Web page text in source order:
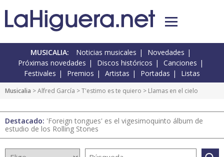
MUSICALIA: Noticias musicales
Novedades
Próximas novedades
Discos históricos
Canciones
Festivales
Premios Artistas Portadas Listas
Musicalia >Alfred García >T'estimo es te quiero > Llamas en el cielo
Destacado: 'Foreign tongues' es el vigesimoquinto álbum de
estudio de los Rolling Stones